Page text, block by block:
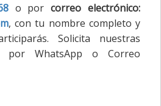
o porcorreo electrónico:
, con tu nombre completo y
Solicita nuestras
por WhatsApp o Correo